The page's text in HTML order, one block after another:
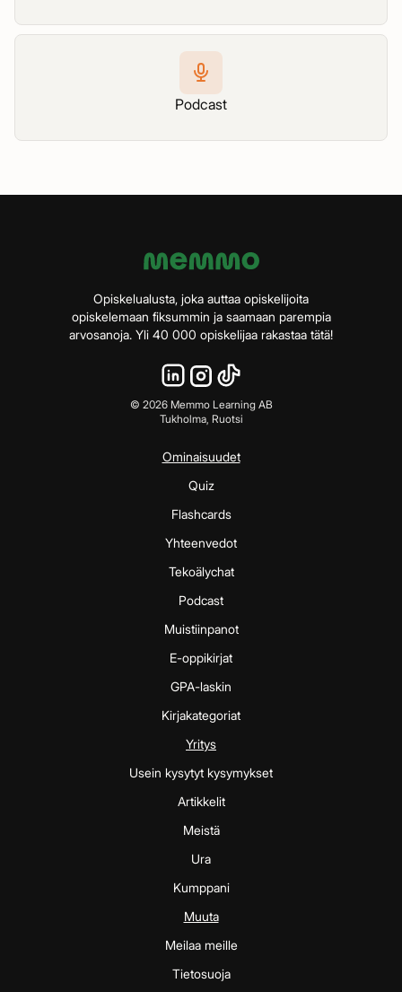
Podcast
Opiskelualusta, joka auttaa opiskelijoita
opiskelemaan fiksummin ja saamaan parempia
arvosanoja. Yli 40 000 opiskelijaa rakastaa tätä!
© 2026Memmo Learning AB
Tukholma, Ruotsi
Ominaisuudet
Quiz
Flashcards
Yhteenvedot
Tekoälychat
Podcast
Muistiinpanot
E-oppikirjat
GPA-laskin
Kirjakategoriat
Yritys
Usein kysytyt kysymykset
Artikkelit
Meistä
Ura
Kumppani
Muuta
Meilaa meille
Tietosuoja